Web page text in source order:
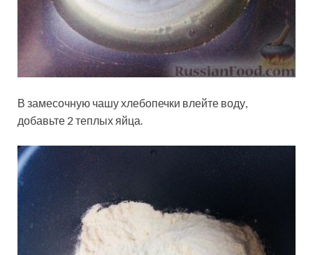
В замесочную чашу хлебопечки влейте воду,
добавьте 2 теплых яйца.